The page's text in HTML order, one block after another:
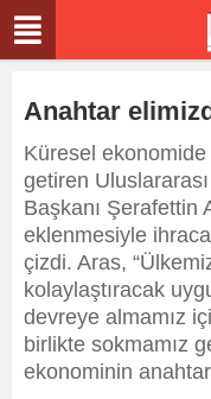
Anahtar
Küresel ekonomide
getiren
Başkanı Şerafettin
eklenmesiyle ihracat
çizdi. Aras,
kolaylaştıracak
devreye almamız
birlikte sokmamız
ekonominin